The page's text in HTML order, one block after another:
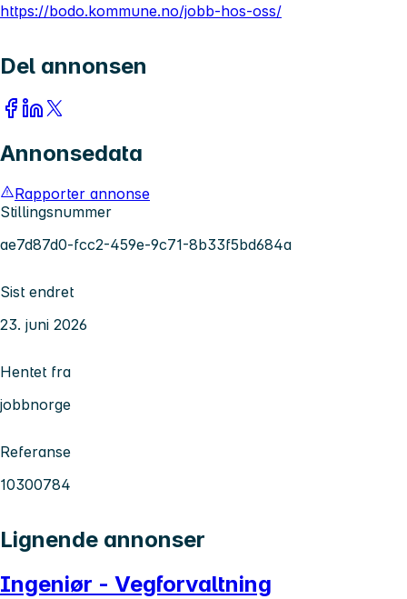
https://bodo.kommune.no/jobb-hos-oss/
Del annonsen
Annonsedata
Rapporter annonse
Stillingsnummer
ae7d87d0-fcc2-459e-9c71-8b33f5bd684a
Sist endret
23. juni 2026
Hentet fra
jobbnorge
Referanse
10300784
Lignende annonser
Ingeniør - Vegforvaltning